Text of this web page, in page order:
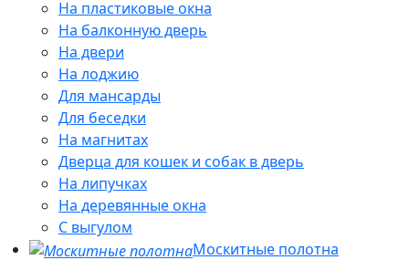
На пластиковые окна
На балконную дверь
На двери
На лоджию
Для мансарды
Для беседки
На магнитах
Дверца для кошек и собак в дверь
На липучках
На деревянные окна
С выгулом
Москитные полотна